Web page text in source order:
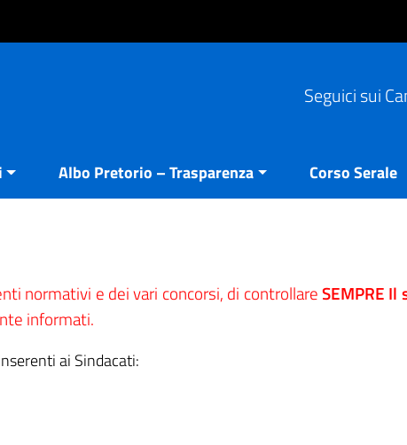
Seguici sui
Albo Pretorio – Trasparenza Corso Serale
normativi e dei vari concorsi, di controllareSEMPRE Il
informati.
ai Sindacati: